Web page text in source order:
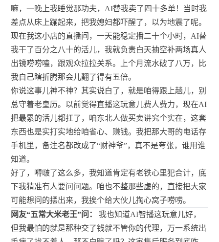
嘛，一晚上我睡觉那功夫，AI替我卖了四十多单！当时我
差点从床上蹦起来，把我媳妇都吓醒了，以为地震了呢。
现在我这小店的直播间，一天能稳定播二十个小时，AI替
我干了百分之八十的活儿，我就负责白天抽空补两场真人
出镜唠唠嗑，跟观众拉拉关系。上个月流水破了八万，比
我自己瞎折腾那会儿翻了得有五倍。
你说这事儿神不神？其实说白了，就是咱得跟上趟儿，别
总守着老皇历。以前觉得直播这玩意儿费人费力，现在AI
把最累的活儿都扛了，咱东北人做买卖讲究个实在，这套
东西也是实打实地给咱省心、赚钱。我把那大哥的电话存
手机里，备注名都改成了“财神爷”，真不是夸张，谁用谁
知道。
好了，嘚啵了这么多，我知道肯定有老铁心里犯合计，底
下我猜准有人要问问题。咱也不整那些虚的，直接把大家
可能想问的摆出来，我挨个给大伙儿掏心窝子唠唠。
网友“五常大米老王”问：
我也知道AI智播这玩意儿好，
但我最怕的就是那种交了钱就不管你的代理，万一系统出